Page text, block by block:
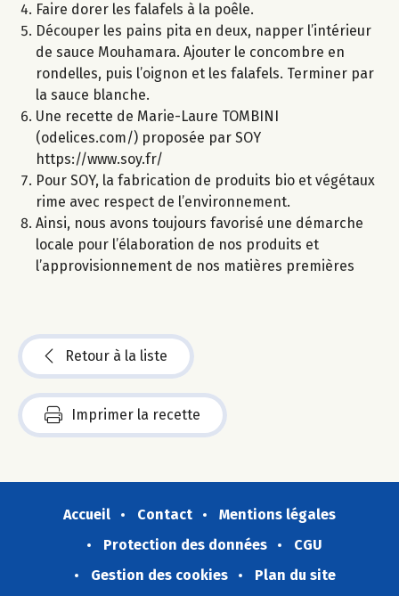
Faire dorer les falafels à la poêle.
Découper les pains pita en deux, napper l’intérieur
de sauce Mouhamara. Ajouter le concombre en
rondelles, puis l’oignon et les falafels. Terminer par
la sauce blanche.
Une recette de Marie-Laure TOMBINI
(odelices.com/) proposée par SOY
https://www.soy.fr/
Pour SOY, la fabrication de produits bio et végétaux
rime avec respect de l’environnement.
Ainsi, nous avons toujours favorisé une démarche
locale pour l’élaboration de nos produits et
l’approvisionnement de nos matières premières
Retour à la liste
Imprimer la recette
Accueil Contact
Mentions légales
Protection des données
CGU
Gestion des cookies
Plan du site